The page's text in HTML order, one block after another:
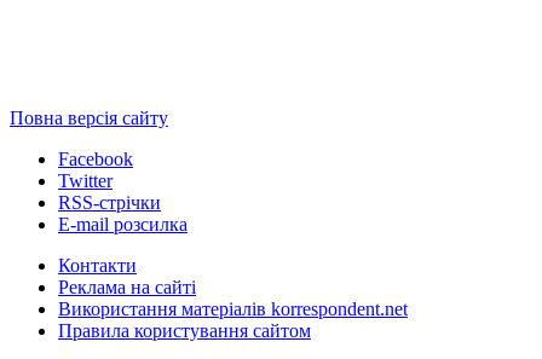
Повна версія сайту
Facebook
Twitter
RSS-стрічки
E-mail розсилка
Контакти
Реклама на сайті
Використання матеріалів korrespondent.net
Правила користування сайтом